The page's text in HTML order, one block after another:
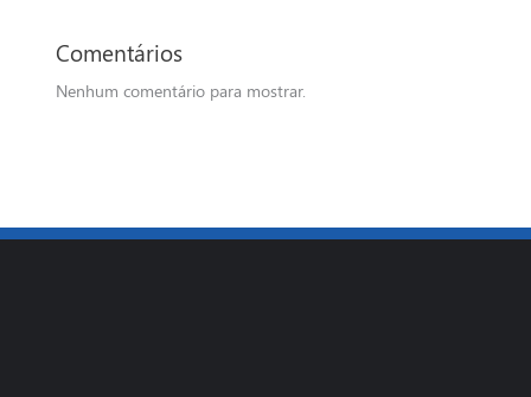
Comentários
Nenhum comentário para mostrar.